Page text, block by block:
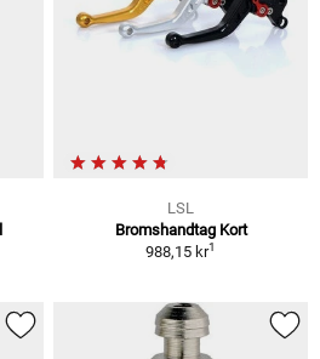
LSL
Bromshandtag Kort
988,15 kr1